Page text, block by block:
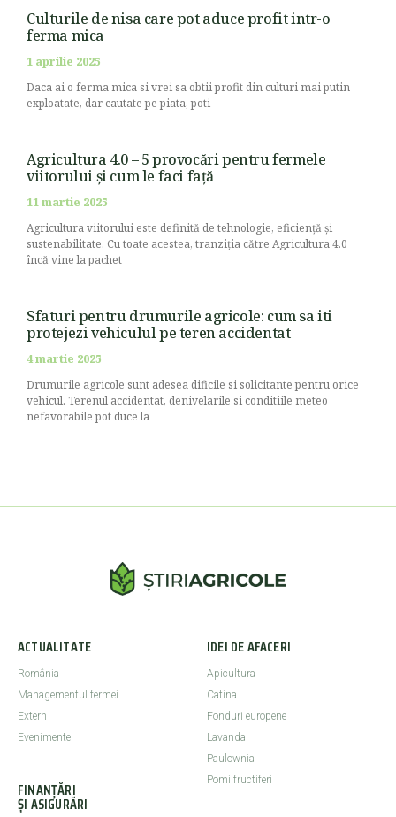
Culturile de nisa care pot aduce profit intr-o
ferma mica
1 aprilie 2025
Daca ai o ferma mica si vrei sa obtii profit din culturi mai putin
exploatate, dar cautate pe piata, poti
Agricultura 4.0 – 5 provocări pentru fermele
viitorului și cum le faci față
11 martie 2025
Agricultura viitorului este definită de tehnologie, eficiență și
sustenabilitate. Cu toate acestea, tranziția către Agricultura 4.0
încă vine la pachet
Sfaturi pentru drumurile agricole: cum sa iti
protejezi vehiculul pe teren accidentat
4 martie 2025
Drumurile agricole sunt adesea dificile si solicitante pentru orice
vehicul. Terenul accidentat, denivelarile si conditiile meteo
nefavorabile pot duce la
ACTUALITATE
România
Managementul fermei
Extern
Evenimente
FINANȚĂRI
ȘI ASIGURĂRI
IDEI DE AFACERI
Apicultura
Catina
Fonduri europene
Lavanda
Paulownia
Pomi fructiferi